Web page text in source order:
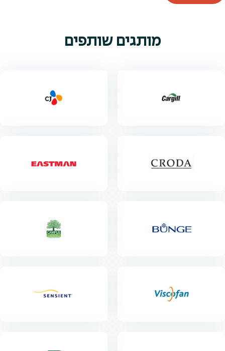
מותגים שותפים